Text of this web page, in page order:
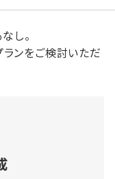
し。
ンをご検討いただ